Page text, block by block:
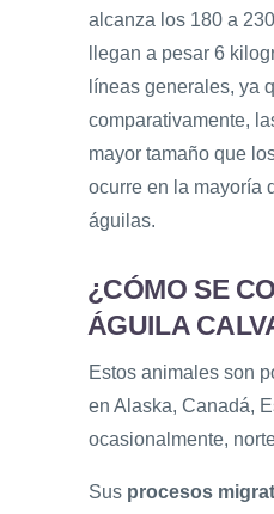
alcanza los 180 a
llegan a pesar 6
líneas generales, ya
comparativamente,
mayor tamaño que
ocurre en la mayoría
águilas.
¿CÓMO SE
ÁGUILA
Estos animales son
en Alaska, Canadá,
ocasionalmente,
Sus procesos